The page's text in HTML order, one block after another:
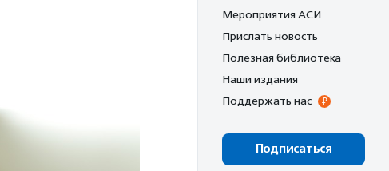
Мероприятия АСИ
Прислать новость
Полезная библиотека
Наши издания
Поддержать нас
Подписаться